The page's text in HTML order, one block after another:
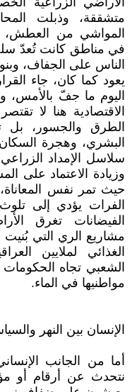
متشققة، وذبلت
المواشي من العطش،
في مناطق كانت تُعدّ سلة
الناس على الجفاف،
يعود كما كان، جاء
اليوم ما جفّ بالأمس،
الاقتصادية هنا لا
الطرق والجسور، بل
البشري، وهجرة السكان
سلاسل الإمداد
وزيادة الاعتماد على
حيث تمر نفس
الفرات يؤدي إلى تلوث
الفيضانات تغرق
مشاريع الري التي
الغذائي لملايين
الشعبي تجاه
مواطنيها في الماء.
الإنسان بين النهر
أما من الجانب
نتحدث عن أرقام أو